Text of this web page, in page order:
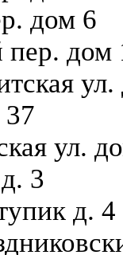
дом 6
пер.
37
ул.
3
д. 4